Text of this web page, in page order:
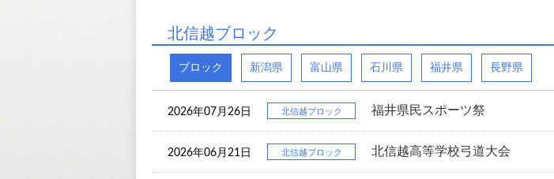
北信越ブロック
ブロック 新潟県 富山県 石川県 福井県 長野県
2026年07月26日 北信越ブロック 福井県民スポーツ祭
2026年06月21日 北信越ブロック 北信越高等学校弓道大会